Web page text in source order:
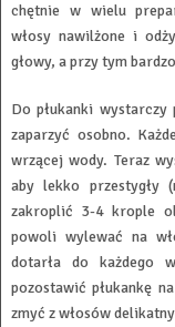
chętnie w wielu
włosy nawilżone i
głowy, a przy tym
Do płukanki
zaparzyć osobno.
wrzącej wody. Teraz
aby lekko przestygły
zakroplić 3-4 krople
powoli wylewać na
dotarła do każdego
pozostawić płukankę
zmyć z włosów